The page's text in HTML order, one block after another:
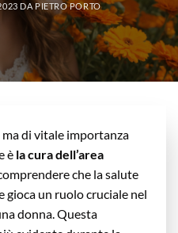
DA PIETRO PORTO
di vitale importanza
è la cura dell’area
che la salute
un ruolo cruciale nel
donna. Questa